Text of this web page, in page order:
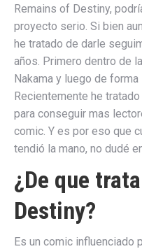
Remains of Destiny,
proyecto serio. Si bien
he tratado de darle
años. Primero dentro de
Nakama y luego de
Recientemente he
para conseguir mas
comic. Y es por eso que
tendió la mano, no dudé
¿De que
Destiny?
Es un comic influenciado